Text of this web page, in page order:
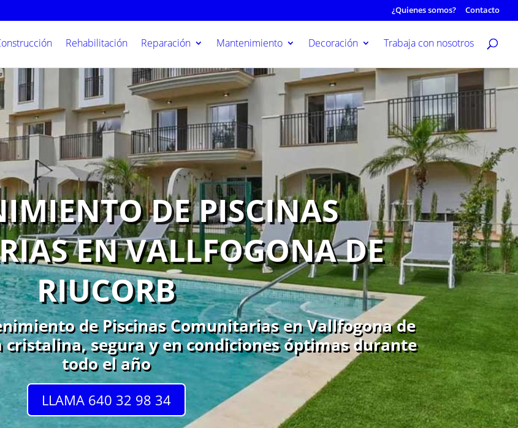
¿Quienes somos? Contacto
Rehabilitación Reparación Mantenimiento Decoración Trabaja con nosotros
DE PISCINAS
EN VALLFOGONA DE
RIUCORB
de Piscinas Comunitarias en Vallfogona de
cristalina, segura y en condiciones óptimas durante
todo el año
LLAMA 640 32 98 34